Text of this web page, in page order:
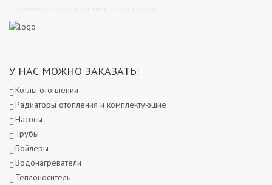
У НАС МОЖНО ЗАКАЗАТЬ:
Котлы отопления
Радиаторы отопления и комплектующие
Насосы
Трубы
Бойлеры
Водонагреватели
Теплоноситель